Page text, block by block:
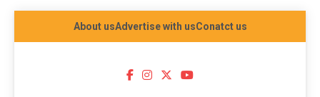
About usAdvertise with usConatct us